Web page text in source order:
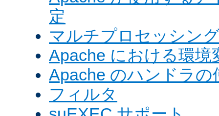
定
マルチプロセッシン
Apache における環境
Apache のハンドラの
フィルタ